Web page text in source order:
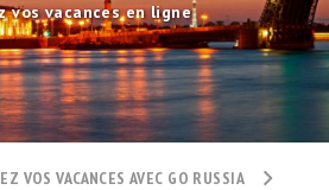
vos vacances en ligne
VOS VACANCES AVEC GO RUSSIA